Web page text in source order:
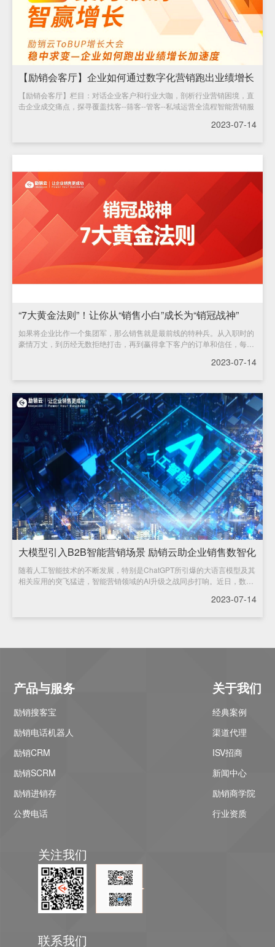
【励销会客厅】企业如何通过数字化营销跑出业绩增长
加速
【励销会客厅】栏目：对话企业客户和行业大咖，剖析行业营销困境，直
击企业成交痛点，探寻覆盖找客--筛客--管客--私域运营全流程智能营销服
2023-07-14
“7大黄金法则”！让你从“销售小白”成长为“销冠战神”
如果将企业比作一个集团军，那么销售就是最前线的特种兵。从入职时的
豪情万丈，到历经无数拒绝打击，再到赢得拿下客户的订单和信任，每一
2023-07-14
大模型引入B2B智能营销场景 励销云助企业销售数智化
升级
随着人工智能技术的不断发展，特别是ChatGPT所引爆的大语言模型及其
相关应用的突飞猛进，智能营销领域的AI升级之战同步打响。近日，数智
2023-07-14
产品与服务
励销搜客宝
励销电话机器人
励销CRM
励销SCRM
励销进销存
公费电话
关于我们
经典案例
渠道代理
ISV招商
新闻中心
励销商学院
行业资质
关注我们
联系我们